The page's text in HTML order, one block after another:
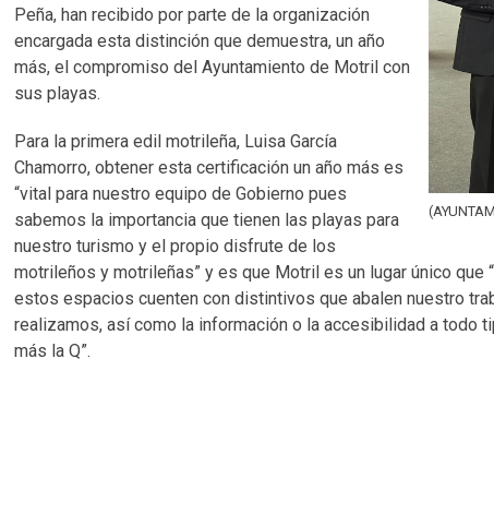
Peña, han recibido por parte de la organización
encargada esta distinción que demuestra, un año
más, el compromiso del Ayuntamiento de Motril con
sus playas.
Para la primera edil motrileña, Luisa García
Chamorro, obtener esta certificación un año más es
“vital para nuestro equipo de Gobierno pues
sabemos la importancia que tienen las playas para
nuestro turismo y el propio disfrute de los
motrileños y motrileñas” y es que Motril es un lugar único
estos espacios cuenten con distintivos que abalen nuestro
realizamos, así como la información o la accesibilidad a todo
más la Q”.